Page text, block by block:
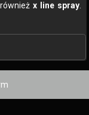
x line spray.